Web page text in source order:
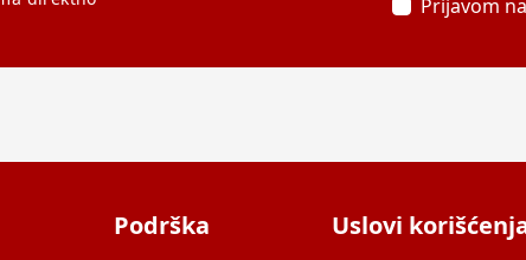
Prijavom
Podrška Uslovi